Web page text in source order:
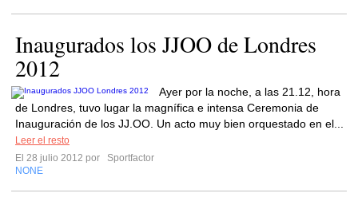
Inaugurados los JJOO de Londres
2012
Ayer por la noche, a las 21.12, hora
de Londres, tuvo lugar la magnífica e intensa Ceremonia de
Inauguración de los JJ.OO. Un acto muy bien orquestado en el...
Leer el resto
El 28 julio 2012 por
Sportfactor
NONE